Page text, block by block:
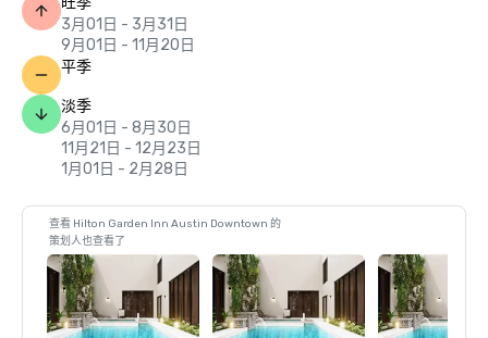
3月01日 - 3月31日
9月01日 - 11月20日
平季
淡季
6月01日 - 8月30日
11月21日 - 12月23日
1月01日 - 2月28日
查看 Hilton Garden Inn Austin Downtown 的
策划人也查看了